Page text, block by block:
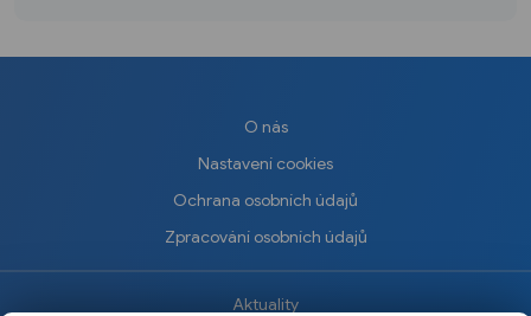
O nás
Nastavení cookies
Ochrana osobních údajů
Zpracování osobních údajů
Aktuality